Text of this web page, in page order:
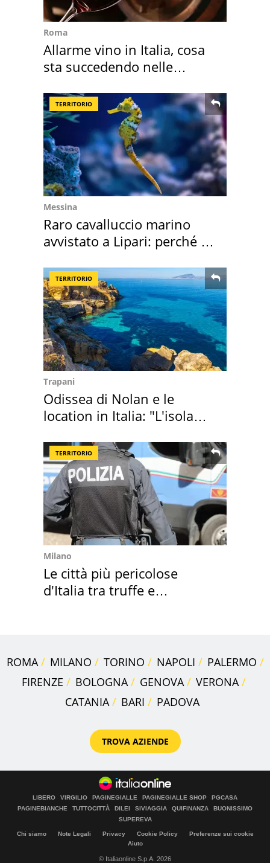
Roma
Allarme vino in Italia, cosa
sta succedendo nelle
TERRITORIO
Messina
Raro cavalluccio marino
avvistato a Lipari: perché è
TERRITORIO
Trapani
Odissea di Nolan e le
location in Italia: "L'isola
TERRITORIO
Milano
Le città più pericolose
d'Italia tra truffe e
ROMA MILANO TORINO NAPOLI
PALERMO
FIRENZE
BOLOGNA GENOVA
VERONA
CATANIA
BARI PADOVA
TROVA AZIENDE
LIBERO VIRGILIO PAGINEGIALLE PAGINEGIALLE SHOP
PGCASA
PAGINEBIANCHE
TUTTOCITTÀ DILEI SIVIAGGIA QUIFINANZA
BUONISSIMO
SUPEREVA
Chi siamo Note Legali Privacy Cookie Policy
Preferenze sui cookie
Aiuto
© Italiaonline S.p.A. 2026